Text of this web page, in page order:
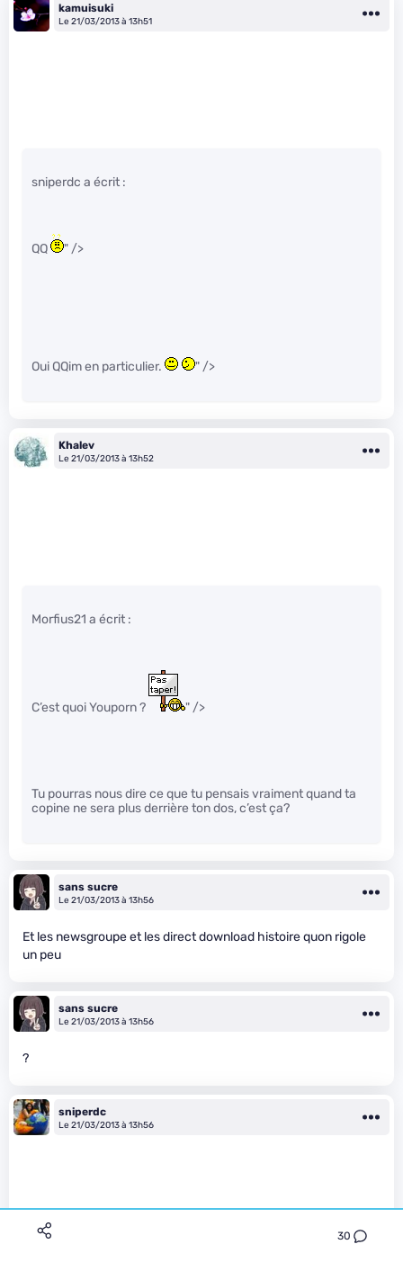
30
kamuisuki
Le 21/03/2013 à 13h51
sniperdc a écrit :
QQ " />
Oui QQim en particulier. " />
Khalev
Le 21/03/2013 à 13h52
Morfius21 a écrit :
C’est quoi Youporn ? " />
Tu pourras nous dire ce que tu pensais vraiment quand ta
copine ne sera plus derrière ton dos, c’est ça?
sans sucre
Le 21/03/2013 à 13h56
Et les newsgroupe et les direct download histoire quon rigole
un peu
sans sucre
Le 21/03/2013 à 13h56
?
sniperdc
Le 21/03/2013 à 13h56